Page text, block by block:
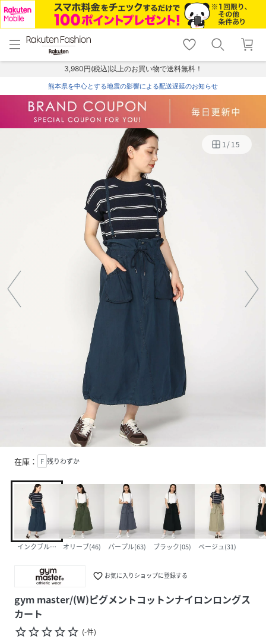
menu home
トップ
shopping_cart lock_outline
ログイン
3,980円(税込)以上のお買い物で送料無料！
熊本県を中心とする地震の影響による配送遅延のお知らせ
1/15
在庫： F 残りわずか
インクブルー(56)オリーブ(46) パープル(63) ブラック(05) ベージュ(31)
favorite_border お気に入りショップに登録する
gym master/(W)ピグメントコットンナイロンロングス
カート
star_borderstar_borderstar_borderstar_borderstar_border (-件)